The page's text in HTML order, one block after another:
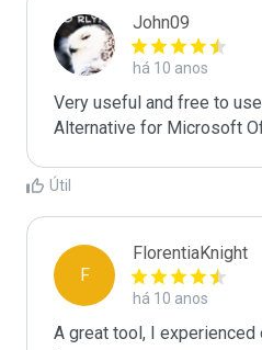
John09
há 10 anos
Very useful and free to
Alternative for Microsoft
Útil
F
FlorentiaKnight
há 10 anos
A great tool, I